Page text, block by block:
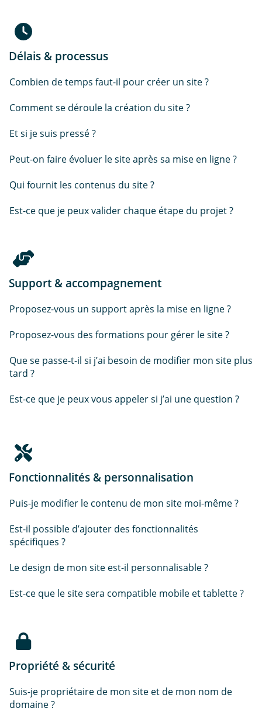
Délais & processus
Combien de temps faut-il pour créer un site ?
Comment se déroule la création du site ?
Et si je suis pressé ?
Peut-on faire évoluer le site après sa mise en ligne ?
Qui fournit les contenus du site ?
Est-ce que je peux valider chaque étape du projet ?
Support & accompagnement
Proposez-vous un support après la mise en ligne ?
Proposez-vous des formations pour gérer le site ?
Que se passe-t-il si j’ai besoin de modifier mon site plus
tard ?
Est-ce que je peux vous appeler si j’ai une question ?
Fonctionnalités & personnalisation
Puis-je modifier le contenu de mon site moi-même ?
Est-il possible d’ajouter des fonctionnalités
spécifiques ?
Le design de mon site est-il personnalisable ?
Est-ce que le site sera compatible mobile et tablette ?
Propriété & sécurité
Suis-je propriétaire de mon site et de mon nom de
domaine ?